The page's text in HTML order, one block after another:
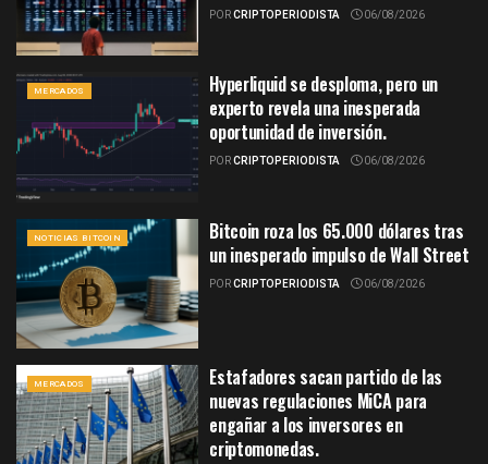
PORCRIPTOPERIODISTA 06/08/2026
MERCADOS
Hyperliquid se desploma, pero un
experto revela una inesperada
oportunidad de inversión.
PORCRIPTOPERIODISTA 06/08/2026
NOTICIAS BITCOIN
Bitcoin roza los 65.000 dólares tras
un inesperado impulso de Wall Street
PORCRIPTOPERIODISTA 06/08/2026
MERCADOS
Estafadores sacan partido de las
nuevas regulaciones MiCA para
engañar a los inversores en
criptomonedas.